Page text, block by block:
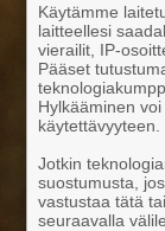
Käytämme
laitteellesi
vierailit, IP-
Pääset
Hylkääminen
käytettävyyteen.
Jotkin
suostumusta,
vastustaa tätä
seuraavalla